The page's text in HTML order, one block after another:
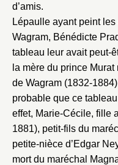
d’amis.
Lépaulle ayant peint
Wagram, Bénédicte
tableau leur avait peut-
la mère du prince
de Wagram (1832-
probable que ce
effet, Marie-Cécile, fille
1881), petit-fils du
petite-nièce d’Edgar
mort du maréchal